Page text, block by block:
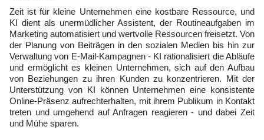
Zeit ist für kleine Unternehmen eine kostbare Ressource, und
KI dient als unermüdlicher Assistent, der Routineaufgaben im
Marketing automatisiert und wertvolle Ressourcen freisetzt. Von
der Planung von Beiträgen in den sozialen Medien bis hin zur
Verwaltung von E-Mail-Kampagnen - KI rationalisiert die Abläufe
und ermöglicht es kleinen Unternehmen, sich auf den Aufbau
von Beziehungen zu ihren Kunden zu konzentrieren. Mit der
Unterstützung von KI können Unternehmen eine konsistente
Online-Präsenz aufrechterhalten, mit ihrem Publikum in Kontakt
treten und umgehend auf Anfragen reagieren - und dabei Zeit
und Mühe sparen.